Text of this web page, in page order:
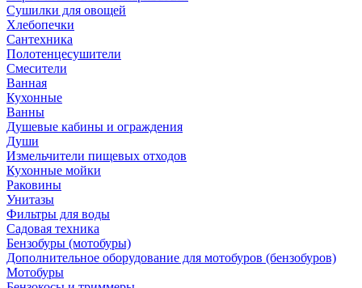
Сушилки для овощей
Хлебопечки
Сантехника
Полотенцесушители
Смесители
Ванная
Кухонные
Ванны
Душевые кабины и ограждения
Души
Измельчители пищевых отходов
Кухонные мойки
Раковины
Унитазы
Фильтры для воды
Садовая техника
Бензобуры (мотобуры)
Дополнительное оборудование для мотобуров (бензобуров)
Мотобуры